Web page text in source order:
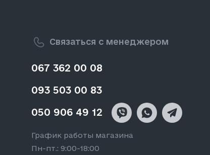
Связаться с менеджером
067 362 00 08
093 503 00 83
050 906 49 12
График работы магазина
Пн-пт.: 9:00-18:00